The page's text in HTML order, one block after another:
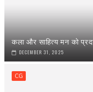
कला और साहित्य मन को
DECEMBER 31, 2025
CG